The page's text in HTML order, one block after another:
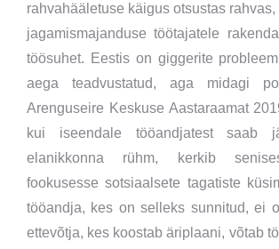
rahvahääletuse käigus otsustas
jagamismajanduse töötajatele
töösuhet. Eestis on giggerite
aega teadvustatud, aga midagi
Arenguseire Keskuse Aastaraamat
kui iseendale tööandjatest saab
elanikkonna rühm, kerkib
fookusesse sotsiaalsete tagatiste
tööandja, kes on selleks sunnitud, ei
ettevõtja, kes koostab äriplaani, võtab